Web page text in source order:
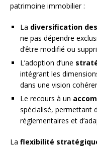
patrimoine immobilier :
La diversification
ne pas dépendre
d’être modifié ou
L’adoption d’une
intégrant les
dans une vision
Le recours à un
spécialisé, permettant
réglementaires et
La flexibilité